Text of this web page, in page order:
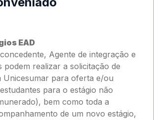
EAD
Agente de integração e
podem realizar a solicitação de
Unicesumar para oferta e/ou
para o estágio não
bem como toda a
de um novo estágio,